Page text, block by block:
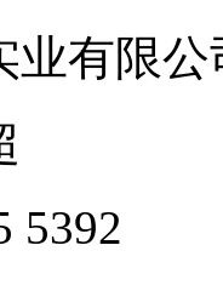
业有限公
5392